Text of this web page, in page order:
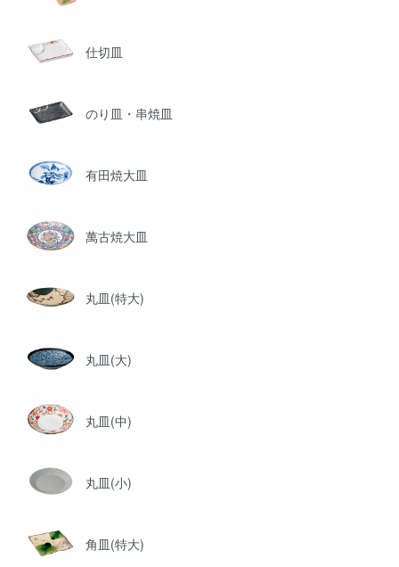
仕切皿
のり皿・串焼皿
有田焼大皿
萬古焼大皿
丸皿(特大)
丸皿(大)
丸皿(中)
丸皿(小)
角皿(特大)